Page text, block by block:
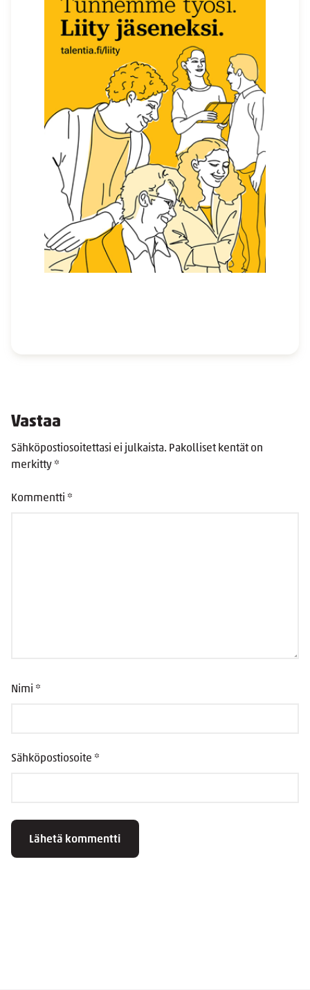
Vastaa
Sähköpostiosoitettasi ei julkaista. Pakolliset kentät on
merkitty *
Kommentti *
Nimi *
Sähköpostiosoite *